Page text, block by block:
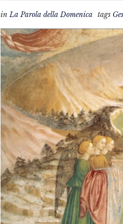
inLa Parola della Domenica tags